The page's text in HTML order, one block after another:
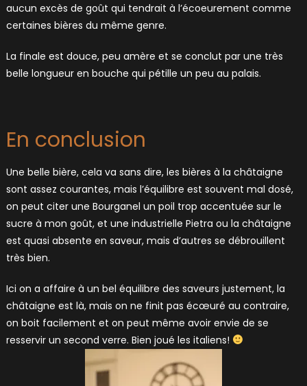
aucun excès de goût qui tendrait à l’écoeurement comme
certaines bières du même genre.
La finale est douce, peu amère et se conclut par une très
belle longueur en bouche qui pétille un peu au palais.
En conclusion
Une belle bière, cela va sans dire, les bières à la châtaigne
sont assez courantes, mais l’équilibre est souvent mal dosé,
on peut citer une Bourganel un poil trop accentuée sur le
sucre à mon goût, et une industrielle Pietra ou la châtaigne
est quasi absente en saveur, mais d’autres se débrouillent
très bien.
Ici on a affaire à un bel équilibre des saveurs justement, la
châtaigne est là, mais on ne finit pas écœuré au contraire,
on boit facilement et on peut même avoir envie de se
resservir un second verre. Bien joué les italiens!